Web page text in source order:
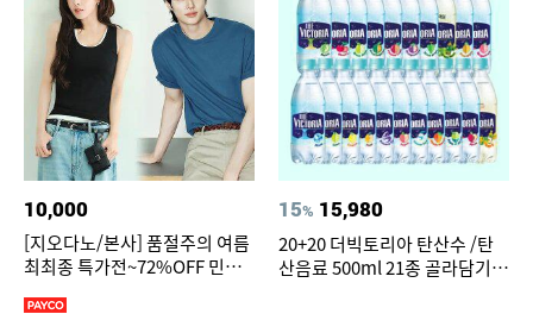
20 댄스복 상의
10,000
[지오다노/본사] 품절주의 여름
최최종 특가전~72%OFF 민소
15% 15,980
20+20 더빅토리아 탄산수 /탄
산음료 500ml 21종 골라담기